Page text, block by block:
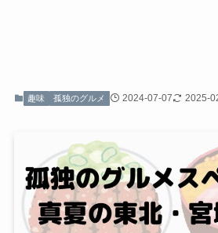
趣味 孤独のグルメ 2024-07-07 2025-